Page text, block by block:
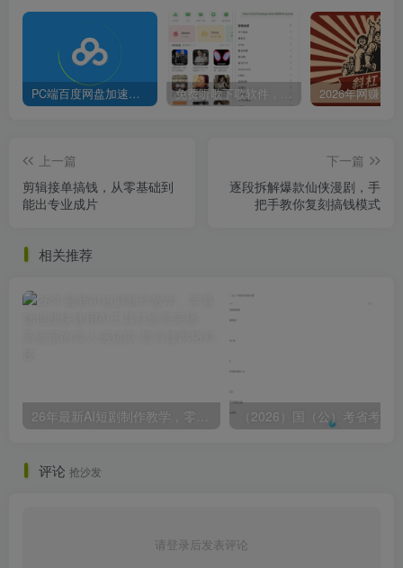
PC端百度网盘加速下载补丁脚本及使用方法 免费听歌下歌软件，支持无损音乐下载
上一篇
剪辑接单搞钱，从零基础到
能出专业成片
下一篇
逐段拆解爆款仙侠漫剧，手
把手教你复刻搞钱模式
相关推荐
26年最新AI短剧制作教学，零基础也能快速用AI工具打造高完播、高流量的真人感短剧
评论 抢沙发
请登录后发表评论